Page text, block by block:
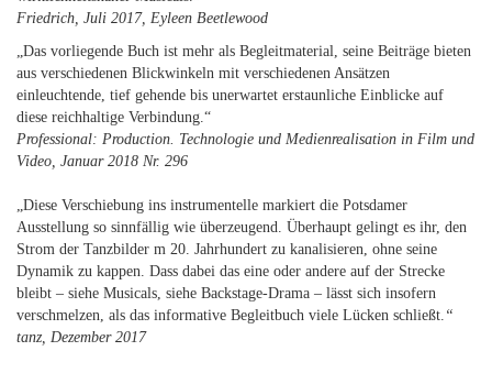
Friedrich, Juli 2017, Eyleen Beetlewood
„Das vorliegende Buch ist mehr als Begleitmaterial, seine Beiträge bieten
aus verschiedenen Blickwinkeln mit verschiedenen Ansätzen
einleuchtende, tief gehende bis unerwartet erstaunliche Einblicke auf
diese reichhaltige Verbindung.“
Professional: Production. Technologie und Medienrealisation in Film und
Video, Januar 2018 Nr. 296
„Diese Verschiebung ins instrumentelle markiert die Potsdamer
Ausstellung so sinnfällig wie überzeugend. Überhaupt gelingt es ihr, den
Strom der Tanzbilder m 20. Jahrhundert zu kanalisieren, ohne seine
Dynamik zu kappen. Dass dabei das eine oder andere auf der Strecke
bleibt – siehe Musicals, siehe Backstage-Drama – lässt sich insofern
verschmelzen, als das informative Begleitbuch viele Lücken schließt. “
tanz, Dezember 2017